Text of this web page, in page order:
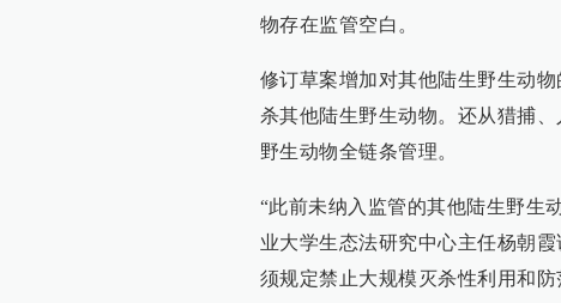
物存在监管空白。
修订草案增加对其他陆生野生动
杀其他陆生野生动物。还从猎捕
野生动物全链条管理。
“此前未纳入监管的其他陆生野生
业大学生态法研究中心主任杨朝
须规定禁止大规模灭杀性利用和